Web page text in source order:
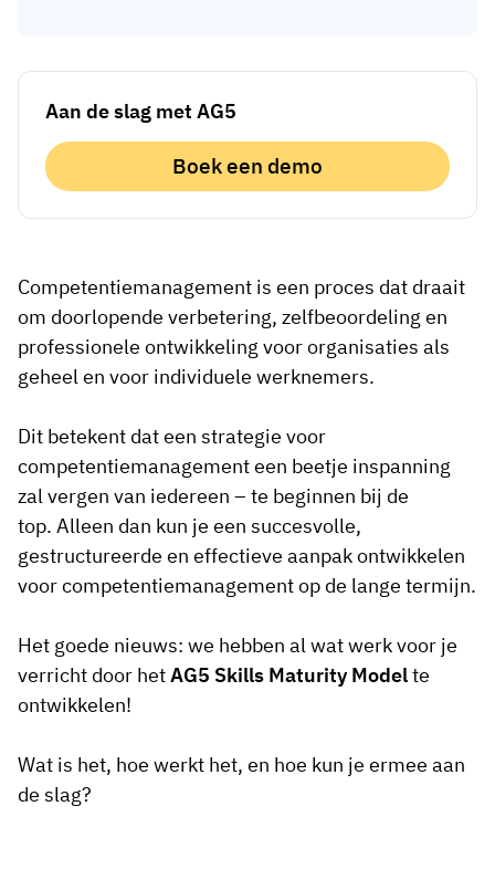
Aan de slag met AG5
Boek een demo
Competentiemanagement is een proces dat draait
om doorlopende verbetering, zelfbeoordeling en
professionele ontwikkeling voor organisaties als
geheel en voor individuele werknemers.
Dit betekent dat een strategie voor
competentiemanagement een beetje inspanning
zal vergen van iedereen – te beginnen bij de
top. Alleen dan kun je een succesvolle,
gestructureerde en effectieve aanpak ontwikkelen
voor competentiemanagement op de lange termijn.
Het goede nieuws: we hebben al wat werk voor je
verricht door hetAG5 Skills Maturity Modelte
ontwikkelen!
Wat is het, hoe werkt het, en hoe kun je ermee aan
de slag?